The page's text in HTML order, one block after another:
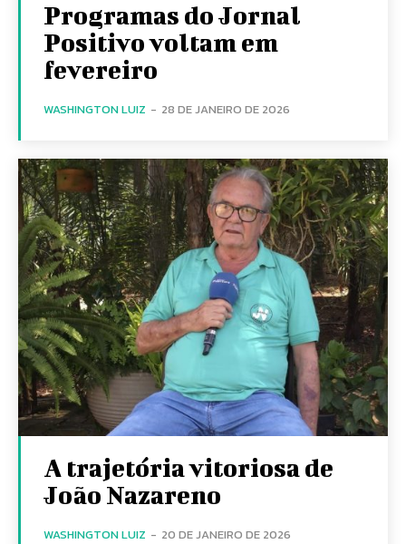
Programas do Jornal
Positivo voltam em
fevereiro
WASHINGTON LUIZ - 28 DE JANEIRO DE 2026
A trajetória vitoriosa de
João Nazareno
WASHINGTON LUIZ - 20 DE JANEIRO DE 2026